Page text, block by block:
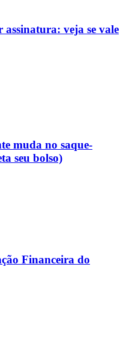
veja se vale
muda no saque-
seu bolso)
Financeira do